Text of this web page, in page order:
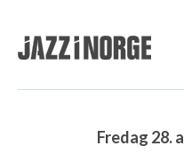
Fredag 28.